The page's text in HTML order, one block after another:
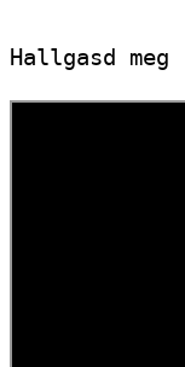
Hallgasd meg